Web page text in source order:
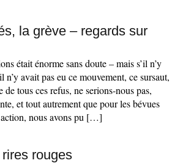
la grève – regards sur
était énorme sans doute – mais s’il n’y
n’y avait pas eu ce mouvement, ce sursaut,
de tous ces refus, ne serions-nous pas,
et tout autrement que pour les bévues
nous avons pu […]
rouges